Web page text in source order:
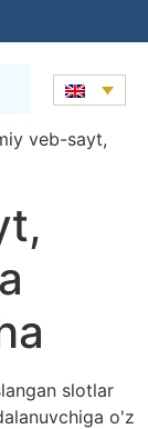
veb-sayt,
slotlar
o'z